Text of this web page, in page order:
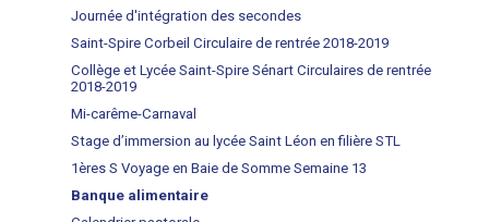
Journée d'intégration des secondes
Saint-Spire Corbeil Circulaire de rentrée 2018-2019
Collège et Lycée Saint-Spire Sénart Circulaires de rentrée
2018-2019
Mi-carême-Carnaval
Stage d’immersion au lycée Saint Léon en filière STL
1ères S Voyage en Baie de Somme Semaine 13
Banque alimentaire